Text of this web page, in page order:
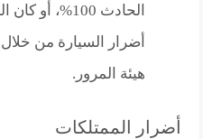
الحادث 100%،
هيئة المرور.
أضرار الممتلكات